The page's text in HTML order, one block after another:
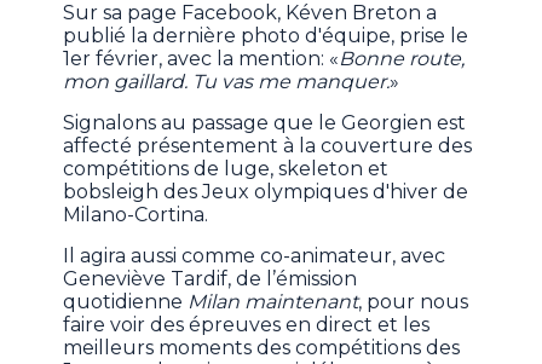
Sur sa page Facebook, Kéven Breton a
publié la dernière photo d'équipe, prise le
1er février, avec la mention: «Bonne route,
mon gaillard. Tu vas me manquer.»
Signalons au passage que le Georgien est
affecté présentement à la couverture des
compétitions de luge, skeleton et
bobsleigh des Jeux olympiques d'hiver de
Milano-Cortina.
Il agira aussi comme co-animateur, avec
Geneviève Tardif, de l’émission
quotidienne Milan maintenant, pour nous
faire voir des épreuves en direct et les
meilleurs moments des compétitions des